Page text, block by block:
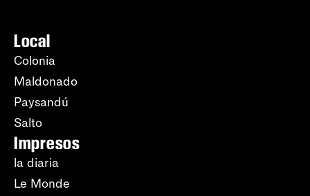
Local
Colonia
Maldonado
Paysandú
Salto
Impresos
la diaria
Le Monde